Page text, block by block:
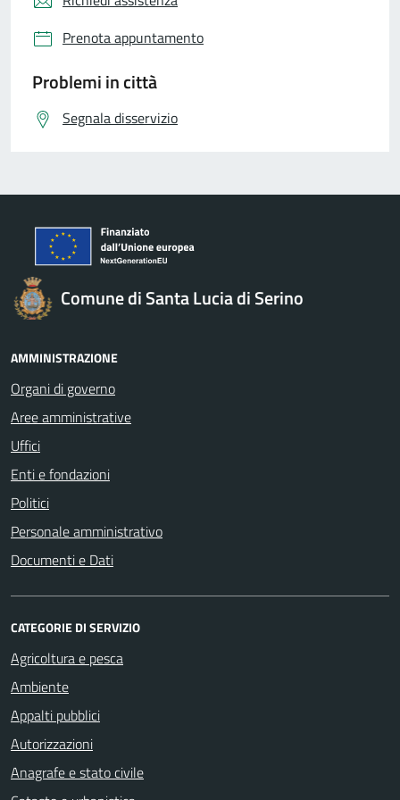
Prenota appuntamento
Problemi in città
Segnala disservizio
Comune di Santa Lucia di Serino
AMMINISTRAZIONE
Organi di governo
Aree amministrative
Uffici
Enti e fondazioni
Politici
Personale amministrativo
Documenti e Dati
CATEGORIE DI SERVIZIO
Agricoltura e pesca
Ambiente
Appalti pubblici
Autorizzazioni
Anagrafe e stato civile